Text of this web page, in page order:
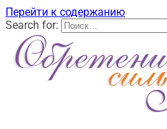
Перейти к содержанию
Search for: